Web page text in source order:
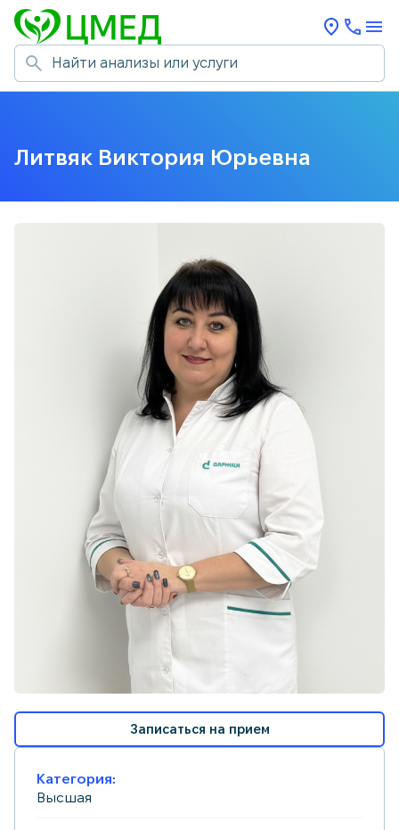
Литвяк Виктория Юрьевна
Категория:
Высшая
Записаться на прием